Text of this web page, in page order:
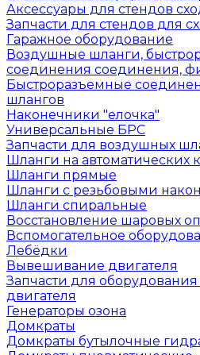
Аксессуары для стендов
Запчасти для стендов для
Гаражное оборудование
Воздушные шланги,
соединения соединения,
Быстроразъемные
шлангов
Наконечники "елочка"
Универсальные БРС
Запчасти для воздушных
Шланги на автоматических
Шланги прямые
Шланги с резьбовыми
Шланги спиральные
Восстановление шаровых
Вспомогательное
Лебёдки
Вывешивание двигателя
Запчасти для
двигателя
Генераторы озона
Домкраты
Домкраты бутылочные